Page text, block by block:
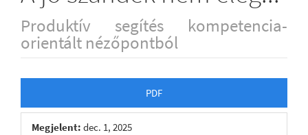
Produktív segítés kompetencia-
orientált nézőpontból
Sidebar
PDF
Megjelent: dec. 1, 2025